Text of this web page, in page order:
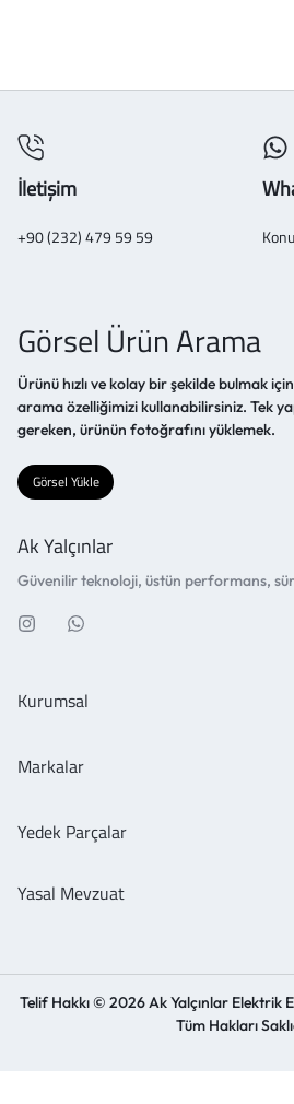
İletişim
+90 (232) 479 59 59
Görsel Ürün Arama
Ürünü hızlı ve kolay bir şekilde bulmak
arama özelliğimizi kullanabilirsiniz. Tek
gereken, ürünün fotoğrafını yüklemek.
Görsel Yükle
Ak Yalçınlar
Güvenilir teknoloji, üstün performans,
Kurumsal
Markalar
Yedek Parçalar
Yasal Mevzuat
Telif Hakkı © 2026 Ak Yalçınlar Elektrik
Tüm Hakları